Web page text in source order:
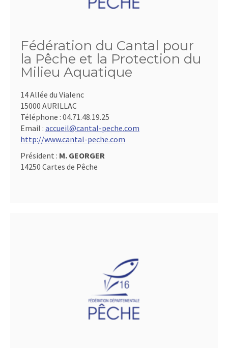
Fédération du Cantal pour
la Pêche et la Protection du
Milieu Aquatique
14 Allée du Vialenc
15000 AURILLAC
Téléphone : 04.71.48.19.25
Email : accueil@cantal-peche.com
http://www.cantal-peche.com
Président : M. GEORGER
14250 Cartes de Pêche